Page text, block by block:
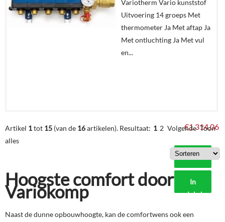
Variotherm Vario kunststof
Uitvoering 14 groeps Met
thermometer Ja Met aftap Ja
Met ontluchting Ja Met vul
en...
€1.314,06
Details
In
winkelmand
Artikel 1tot 15 (van de 16artikelen). Resultaat: 1 2 Volgende Toon
alles
Hoogste comfort door
Variokomp
Naast de dunne opbouwhoogte, kan de comfortwens ook een